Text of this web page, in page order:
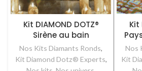
Kit DIAMOND DOTZ®
Sirène au bain
Nos Kits Diamants Ronds,
Kit Diamond Dotz® Experts,
Kit
Nos
Kit